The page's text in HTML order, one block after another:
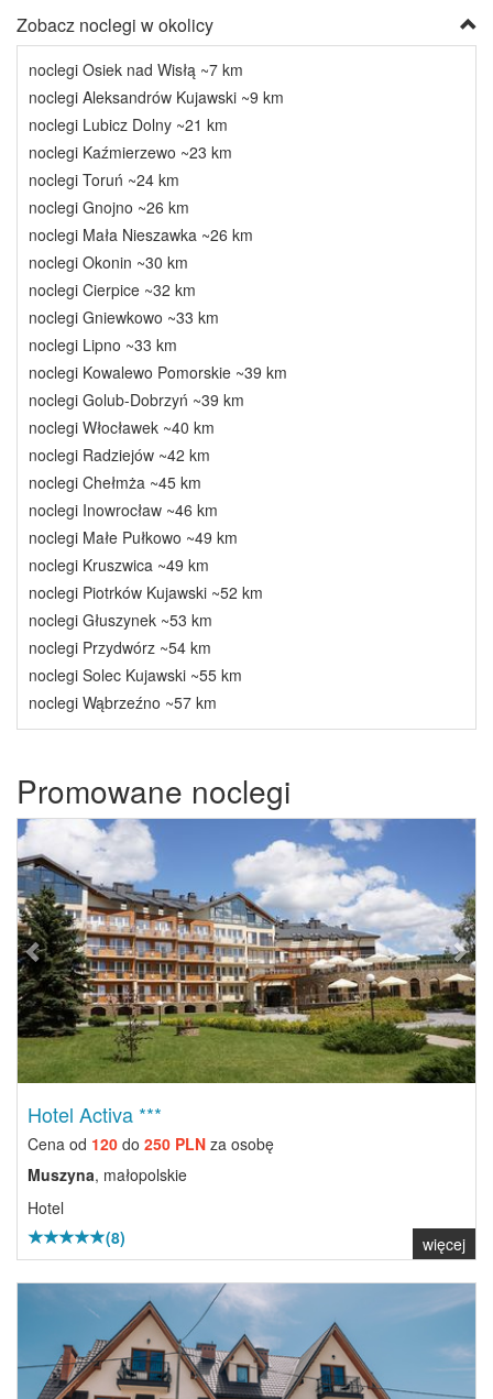
Zobacz noclegi w okolicy
noclegi Osiek nad Wisłą ~7 km
noclegi Aleksandrów Kujawski ~9 km
noclegi Lubicz Dolny ~21 km
noclegi Kaźmierzewo ~23 km
noclegi Toruń ~24 km
noclegi Gnojno ~26 km
noclegi Mała Nieszawka ~26 km
noclegi Okonin ~30 km
noclegi Cierpice ~32 km
noclegi Gniewkowo ~33 km
noclegi Lipno ~33 km
noclegi Kowalewo Pomorskie ~39 km
noclegi Golub-Dobrzyń ~39 km
noclegi Włocławek ~40 km
noclegi Radziejów ~42 km
noclegi Chełmża ~45 km
noclegi Inowrocław ~46 km
noclegi Małe Pułkowo ~49 km
noclegi Kruszwica ~49 km
noclegi Piotrków Kujawski ~52 km
noclegi Głuszynek ~53 km
noclegi Przydwórz ~54 km
noclegi Solec Kujawski ~55 km
noclegi Wąbrzeźno ~57 km
Promowane noclegi
Previous Next
Hotel Activa ***
Cena od 120 do 250 PLN za osobę
Muszyna, małopolskie
Hotel
(8)
więcej
Previous Next